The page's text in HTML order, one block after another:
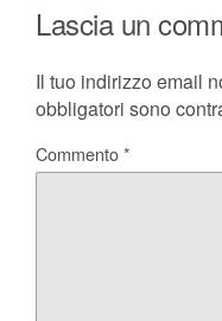
Lascia un
Il tuo indirizzo email
obbligatori sono
Commento*